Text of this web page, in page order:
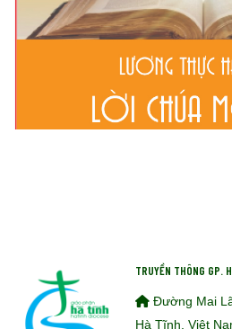
TRUYỀN THÔNG GP.
Đường Mai
Hà Tĩnh, Việt